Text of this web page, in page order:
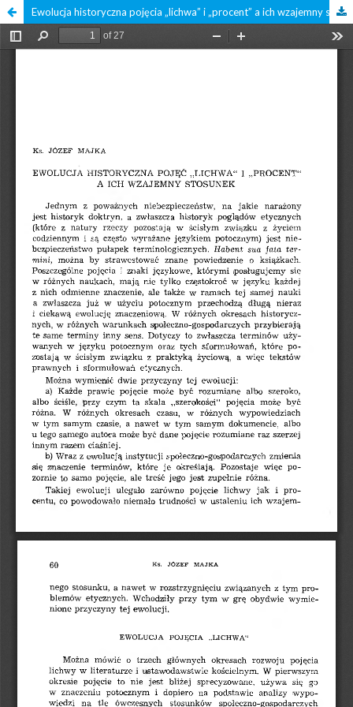
Ewolucja historyczna pojęcia „lichwa” i „procent” a ich wzajemny stosunek